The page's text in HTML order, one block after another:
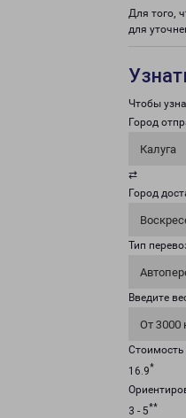
Для того,
для
Чтобы
Город
Калуга
⇄
Город
Тип
Введите
От 3000
16.9*
3 - 5**